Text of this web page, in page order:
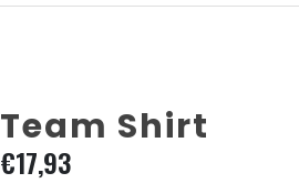
Team Shirt
€17,93